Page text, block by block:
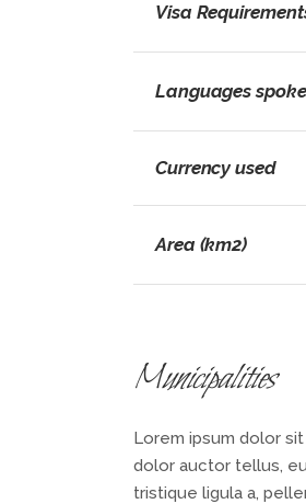
Visa
Languages
Currency used
Area (km2)
Municipalities
Lorem ipsum dolor
dolor auctor tellus,
tristique ligula a,